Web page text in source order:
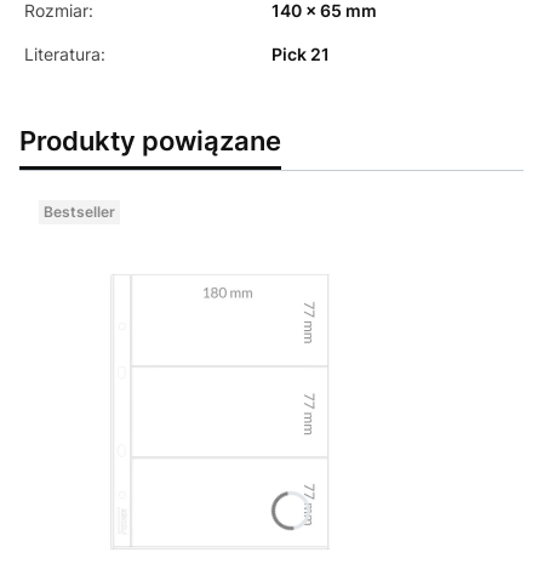
Rozmiar: 140 x 65 mm
Literatura: Pick 21
Produkty powiązane
Bestseller